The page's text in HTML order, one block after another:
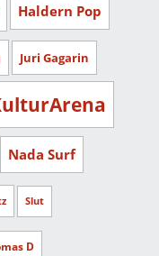
Haldern Pop
Juri Gagarin
Nada Surf
Slut
D